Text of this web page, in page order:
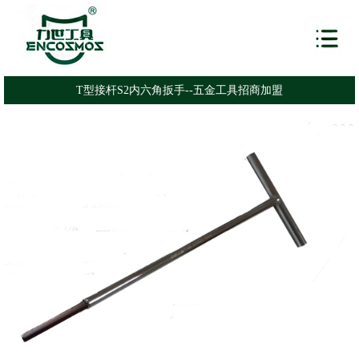
T型接杆S2内六角扳手--五金工具招商加盟